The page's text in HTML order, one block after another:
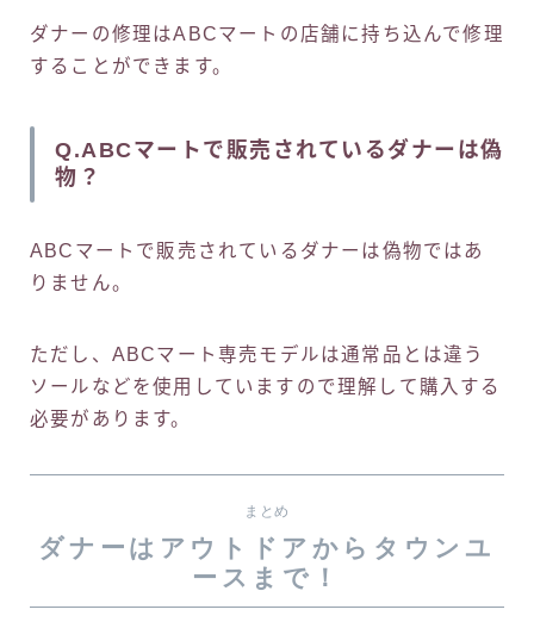
ダナーの修理はABCマートの店舗に持ち込んで修理
することができます。
Q.ABCマートで販売されているダナーは偽
物？
ABCマートで販売されているダナーは偽物ではあ
りません。
ただし、ABCマート専売モデルは通常品とは違う
ソールなどを使用していますので理解して購入する
必要があります。
まとめ
ダナーはアウトドアからタウンユ
ースまで！